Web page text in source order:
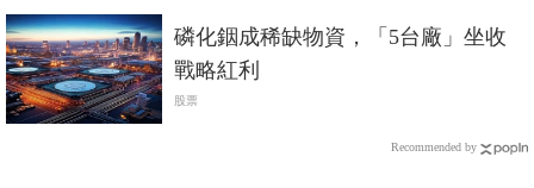
磷化銦成稀缺物資，「5台廠」坐收
戰略紅利
股票
Recommended by